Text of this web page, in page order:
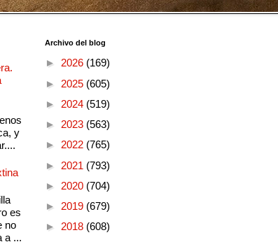
y
es
no
a ...
Archivo del blog
► 2026 (169)
► 2025 (605)
► 2024 (519)
► 2023 (563)
► 2022 (765)
► 2021 (793)
► 2020 (704)
► 2019 (679)
► 2018 (608)